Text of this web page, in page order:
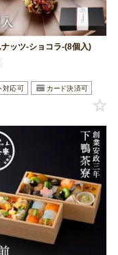
ッツ-ショコラ-(8個入)